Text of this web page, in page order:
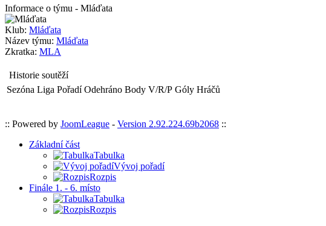
Informace o týmu - Mláďata
Klub: Mláďata
Název týmu: Mláďata
Zkratka: MLA
Historie soutěží
Sezóna Liga Pořadí Odehráno Body V/R/P Góly Hráčů
:: Powered by JoomLeague - Version 2.92.224.69b2068 ::
Základní část
Tabulka
Vývoj pořadí
Rozpis
Finále 1. - 6. místo
Tabulka
Rozpis